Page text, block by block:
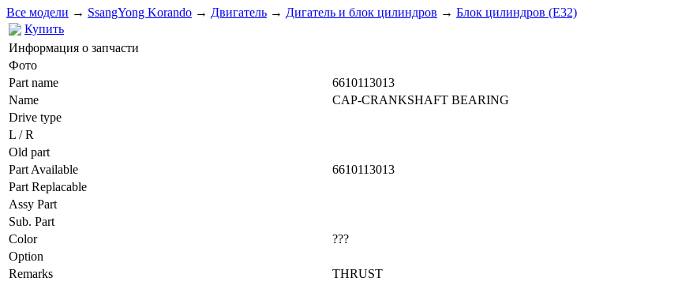
Все модели → SsangYong Korando → Двигатель → Дигатель и блок цилиндров → Блок цилиндров (E32)
Купить
Информация о запчасти
Фото
Part name
6610113013
Name
CAP-CRANKSHAFT BEARING
Drive type
L / R
Old part
Part Available
6610113013
Part Replacable
Assy Part
Sub. Part
Color
???
Option
Remarks
THRUST